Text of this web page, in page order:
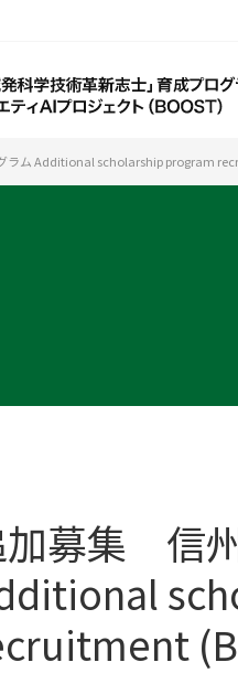
ラム Additional scholarship program
募集 信